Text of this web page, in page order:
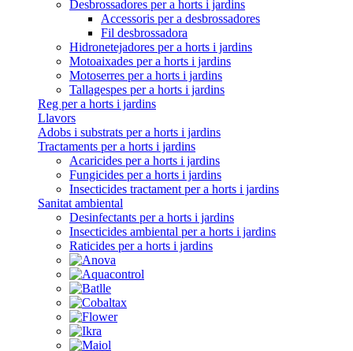
Desbrossadores per a horts i jardins
Accessoris per a desbrossadores
Fil desbrossadora
Hidronetejadores per a horts i jardins
Motoaixades per a horts i jardins
Motoserres per a horts i jardins
Tallagespes per a horts i jardins
Reg per a horts i jardins
Llavors
Adobs i substrats per a horts i jardins
Tractaments per a horts i jardins
Acaricides per a horts i jardins
Fungicides per a horts i jardins
Insecticides tractament per a horts i jardins
Sanitat ambiental
Desinfectants per a horts i jardins
Insecticides ambiental per a horts i jardins
Raticides per a horts i jardins